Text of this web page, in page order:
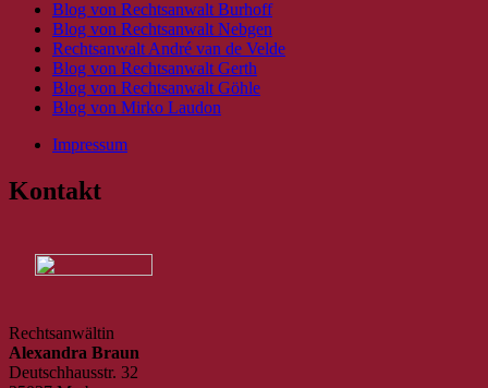
Blog von Rechtsanwalt Burhoff
Blog von Rechtsanwalt Nebgen
Rechtsanwalt André van de Velde
Blog von Rechtsanwalt Gerth
Blog von Rechtsanwalt Göhle
Blog von Mirko Laudon
Impressum
Kontakt
Rechtsanwältin
Alexandra Braun
Deutschhausstr. 32